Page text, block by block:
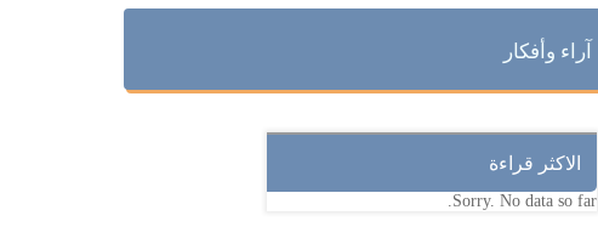
آراء وأفكار
الاكثر قراءة
Sorry. No data so far.